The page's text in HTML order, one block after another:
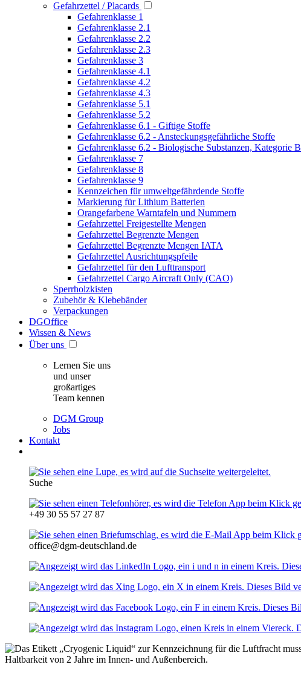
Gefahrzettel / Placards
Gefahrenklasse 1
Gefahrenklasse 2.1
Gefahrenklasse 2.2
Gefahrenklasse 2.3
Gefahrenklasse 3
Gefahrenklasse 4.1
Gefahrenklasse 4.2
Gefahrenklasse 4.3
Gefahrenklasse 5.1
Gefahrenklasse 5.2
Gefahrenklasse 6.1 - Giftige Stoffe
Gefahrenklasse 6.2 - Ansteckungsgefährliche Stoffe
Gefahrenklasse 6.2 - Biologische Substanzen, Kategorie B
Gefahrenklasse 7
Gefahrenklasse 8
Gefahrenklasse 9
Kennzeichen für umweltgefährdende Stoffe
Markierung für Lithium Batterien
Orangefarbene Warntafeln und Nummern
Gefahrzettel Freigestellte Mengen
Gefahrzettel Begrenzte Mengen
Gefahrzettel Begrenzte Mengen IATA
Gefahrzettel Ausrichtungspfeile
Gefahrzettel für den Lufttransport
Gefahrzettel Cargo Aircraft Only (CAO)
Sperrholzkisten
Zubehör & Klebebänder
Verpackungen
DGOffice
Wissen & News
Über uns
Lernen Sie uns
und unser
großartiges
Team kennen
DGM Group
Jobs
Kontakt
Suche
+49 30 55 57 27 87
office@dgm-deutschland.de